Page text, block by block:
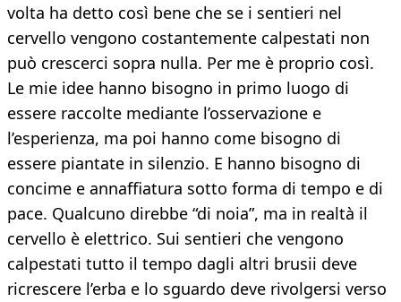
volta ha detto così bene che se i sentieri nel
cervello vengono costantemente calpestati non
può crescerci sopra nulla. Per me è proprio così.
Le mie idee hanno bisogno in primo luogo di
essere raccolte mediante l’osservazione e
l’esperienza, ma poi hanno come bisogno di
essere piantate in silenzio. E hanno bisogno di
concime e annaffiatura sotto forma di tempo e di
pace. Qualcuno direbbe “di noia”, ma in realtà il
cervello è elettrico. Sui sentieri che vengono
calpestati tutto il tempo dagli altri brusii deve
ricrescere l’erba e lo sguardo deve rivolgersi verso